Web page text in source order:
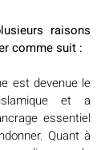
raisons
comme suit :
est devenue le
et a
essentiel
Quant à